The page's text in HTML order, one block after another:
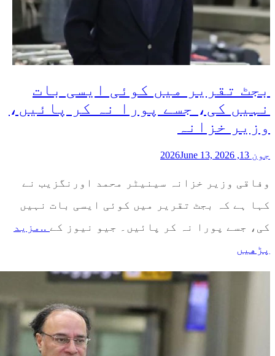
بجٹ تقریر میں کوئی ایسی بات
نہیں کی، جسے پورا نہ کر پائیں،
وزیر خزانہ
جون 13, 2026 June 13, 2026
وفاقی وزیر خزانہ سینیٹر محمد اورنگزیب نے
کہا ہے کہ بجٹ تقریر میں کوئی ایسی بات نہیں
کی، جسے پورا نہ کر پائیں۔ جیو نیوز کے ..مزید
پڑھیں